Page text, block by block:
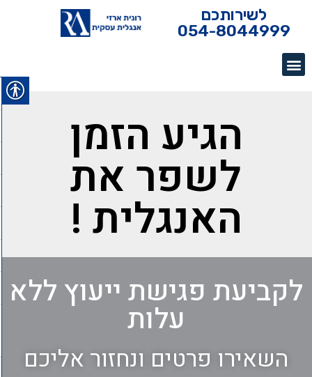
לשירותכם
054-8044999
הגיע הזמן
לשפר את
האנגלית !
לקביעת פגישת ייעוץ ללא
עלות
השאירו פרטים ונחזור אליכם